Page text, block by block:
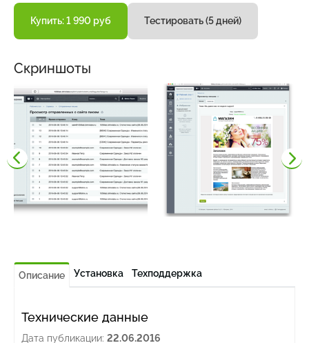
Купить: 1 990 руб Тестировать (5 дней)
Скриншоты
Описание Установка Техподдержка
Технические данные
Дата публикации: 22.06.2016